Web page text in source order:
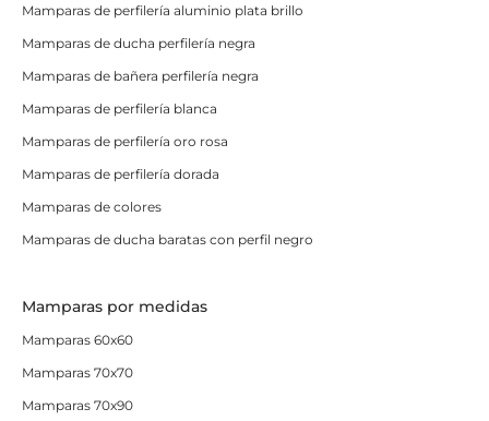
Mamparas de perfilería aluminio plata brillo
Mamparas de ducha perfilería negra
Mamparas de bañera perfilería negra
Mamparas de perfilería blanca
Mamparas de perfilería oro rosa
Mamparas de perfilería dorada
Mamparas de colores
Mamparas de ducha baratas con perfil negro
Mamparas por medidas
Mamparas 60x60
Mamparas 70x70
Mamparas 70x90